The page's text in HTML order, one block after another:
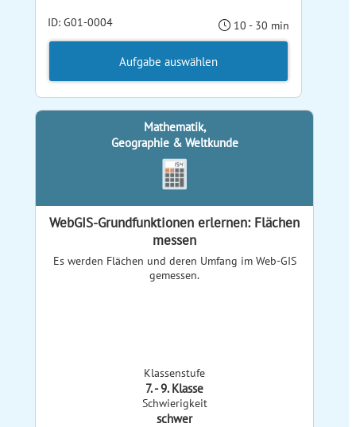
ID: G01-0004 10 - 30 min
Aufgabe auswählen
Mathematik,
Geographie & Weltkunde
WebGIS-Grundfunktionen erlernen: Flächen
messen
Es werden Flächen und deren Umfang im Web-GIS
gemessen.
Klassenstufe
7. - 9. Klasse
Schwierigkeit
schwer